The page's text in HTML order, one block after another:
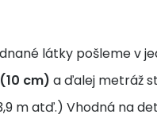
látky pošleme v
cm) a ďalej metráž
m atď.) Vhodná na